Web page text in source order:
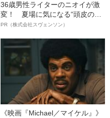
36歳男性ライターのニオイが激
変！ 夏場に気になる“頭皮のニ
オイ”や“ベタつき”を解消す
ト”が生み出した徹底ケアとは
PR（株式会社スヴェンソン）
《映画『Michael／マイケル』》